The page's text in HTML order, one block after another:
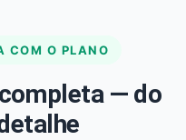
COM O PLANO
— do